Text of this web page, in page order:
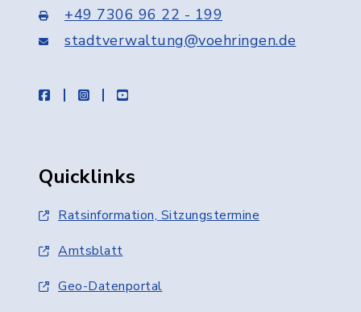
+49 7306 96 22 - 199
stadtverwaltung@voehringen.de
facebookinstagramyoutube
Quicklinks
Ratsinformation, Sitzungstermine
Amtsblatt
Geo-Datenportal